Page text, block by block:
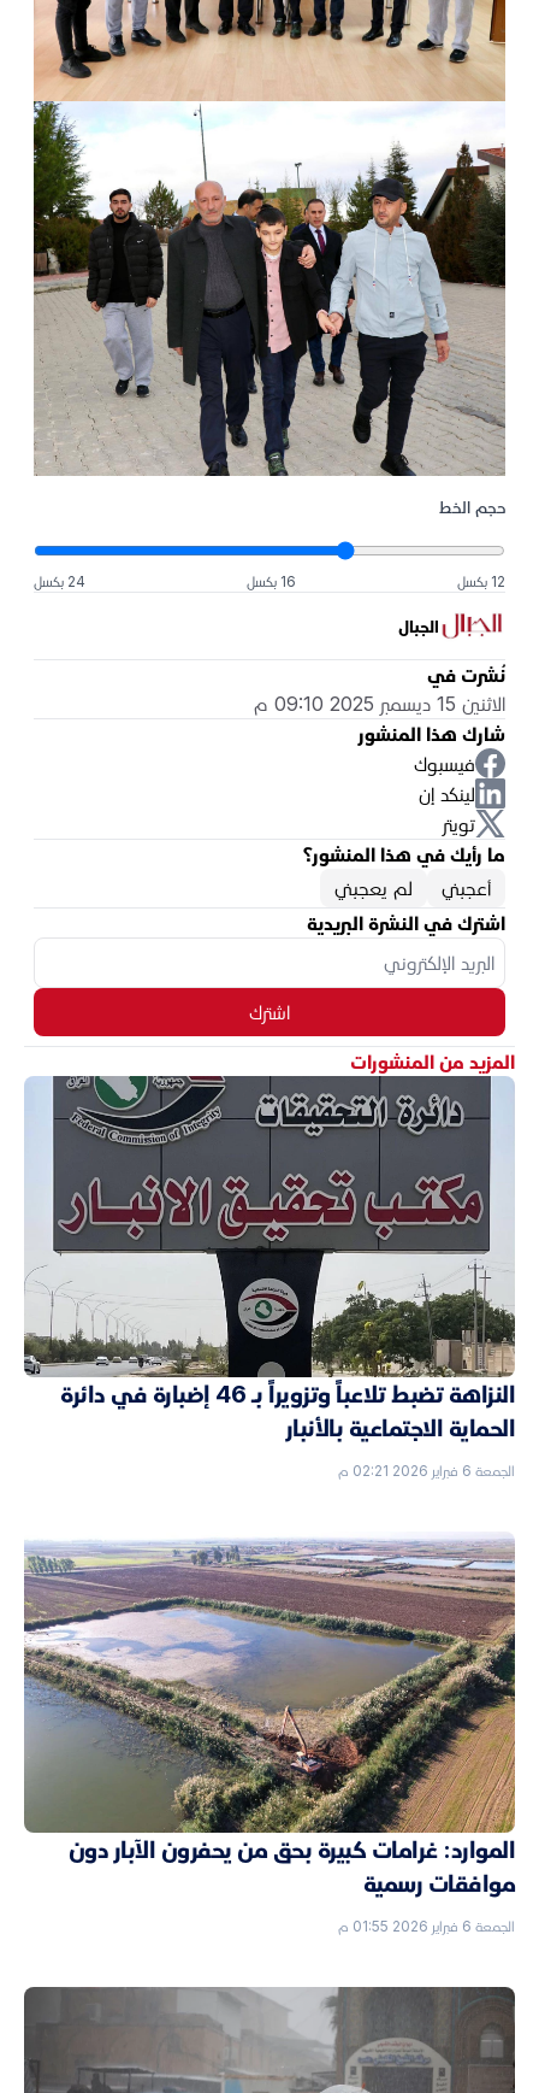
حجم الخط
12 بكسل 16 بكسل 24 بكسل
الجبال
نُشرت في
الاثنين 15 ديسمبر 2025 09:10 م
شارك هذا المنشور
فيسبوك
لينكد إن
تويتر
ما رأيك في هذا المنشور؟
أعجبني
لم يعجبني
اشترك في النشرة البريدية
اشترك
المزيد من المنشورات
النزاهة تضبط تلاعباً وتزويراً بـ 46 إضبارة في دائرة
الحماية الاجتماعية بالأنبار
الجمعة 6 فبراير 2026 02:21 م
الموارد: غرامات كبيرة بحق من يحفرون الآبار دون
موافقات رسمية
الجمعة 6 فبراير 2026 01:55 م